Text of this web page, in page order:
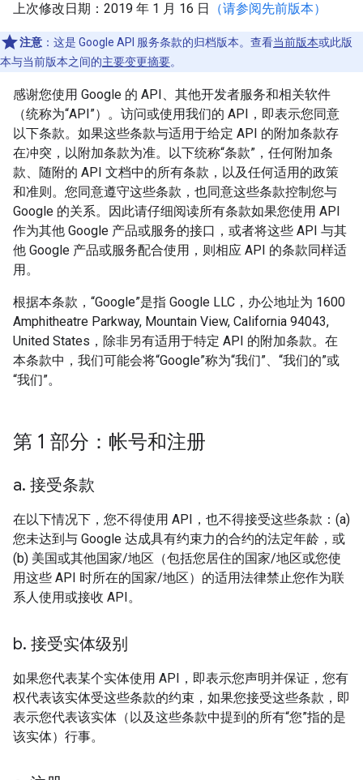
上次修改日期：2019 年 1 月 16 日 （请参阅先前版本）
注意 ：这是 Google API 服务条款的归档版本。查看当前版本或此版
本与当前版本之间的主要变更摘要。
感谢您使用 Google 的 API、其他开发者服务和相关软件
（统称为“API”）。访问或使用我们的 API，即表示您同意
以下条款。如果这些条款与适用于给定 API 的附加条款存
在冲突，以附加条款为准。以下统称“条款”，任何附加条
款、随附的 API 文档中的所有条款，以及任何适用的政策
和准则。您同意遵守这些条款，也同意这些条款控制您与
Google 的关系。因此请仔细阅读所有条款如果您使用 API
作为其他 Google 产品或服务的接口，或者将这些 API 与其
他 Google 产品或服务配合使用，则相应 API 的条款同样适
用。
根据本条款，“Google”是指 Google LLC，办公地址为 1600
Amphitheatre Parkway, Mountain View, California 94043,
United States，除非另有适用于特定 API 的附加条款。在
本条款中，我们可能会将“Google”称为“我们”、“我们的”或
“我们”。
第 1 部分：帐号和注册
a. 接受条款
在以下情况下，您不得使用 API，也不得接受这些条款：(a)
您未达到与 Google 达成具有约束力的合约的法定年龄，或
(b) 美国或其他国家/地区（包括您居住的国家/地区或您使
用这些 API 时所在的国家/地区）的适用法律禁止您作为联
系人使用或接收 API。
b. 接受实体级别
如果您代表某个实体使用 API，即表示您声明并保证，您有
权代表该实体受这些条款的约束，如果您接受这些条款，即
表示您代表该实体（以及这些条款中提到的所有“您”指的是
该实体）行事。